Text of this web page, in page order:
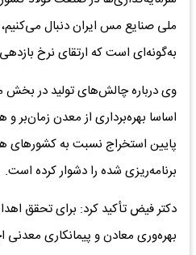
ملی صنایع مس ایران دنبال می‌کنیم،
به‌گونه‌ای است که ارتقای نرخ
وی درباره چالش‌های تولید در
اساسا بهره‌برداری از معدن زمان‌بر و
پایین استخراج نسبت به کشورهای
برنامه‌ریزی شده را دشوار کرده است.
دکتر فیض تأکید کرد: برای تحقق
بهره‌وری معادن و پیمانکاری معدنی